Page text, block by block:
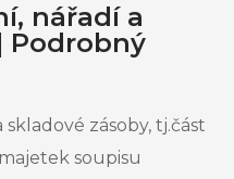
nářadí a
Podrobný
zásoby, tj.část
soupisu